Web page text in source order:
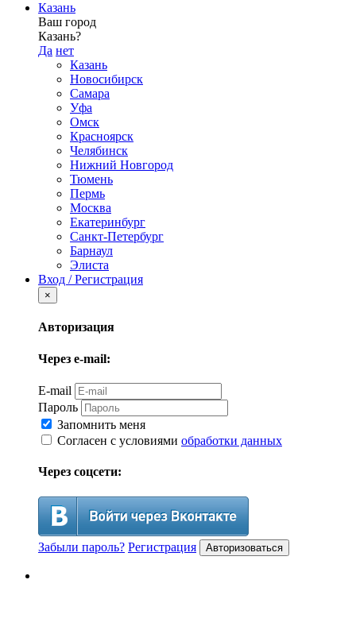
Казань
Ваш город
Казань?
Да нет
Казань
Новосибирск
Самара
Уфа
Омск
Красноярск
Челябинск
Нижний Новгород
Тюмень
Пермь
Москва
Екатеринбург
Санкт-Петербург
Барнаул
Элиста
Вход / Регистрация
×
Авторизация
Через e-mail:
E-mail
Пароль
Запомнить меня
Согласен с условиями обработки данных
Через соцсети:
Забыли пароль? Регистрация Авторизоваться